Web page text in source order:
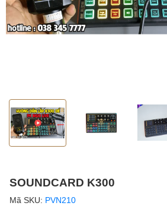
SOUNDCARD K300
Mã SKU: PVN210